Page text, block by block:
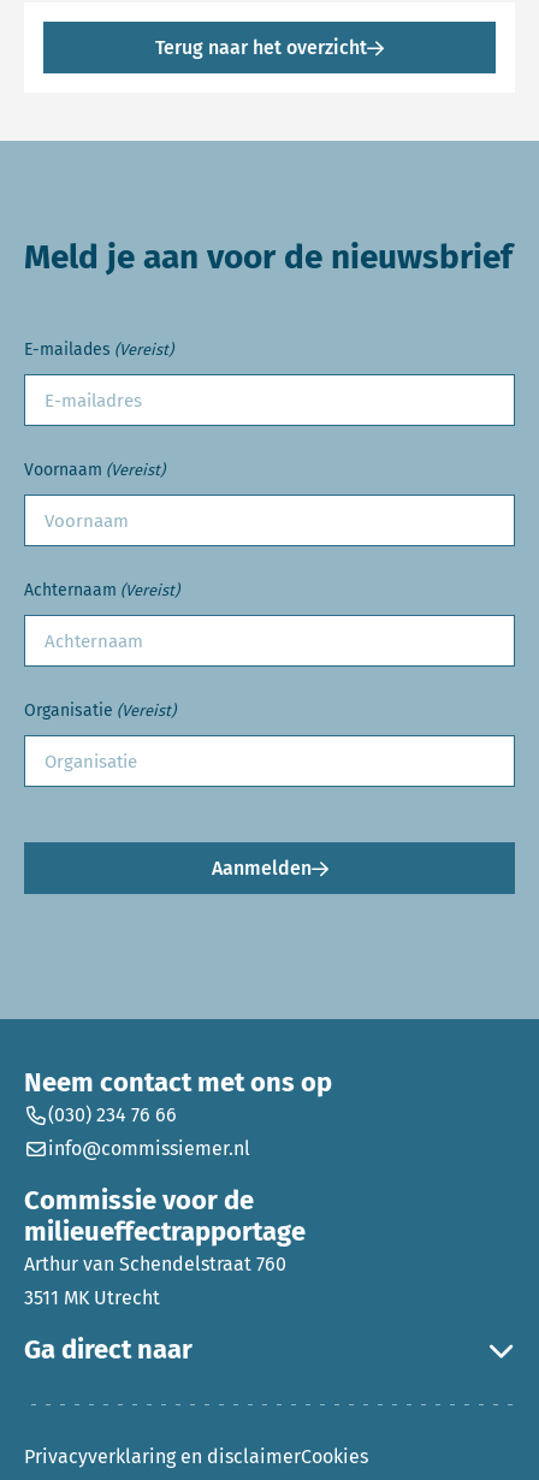
Terug naar het overzicht
Meld je aan voor de nieuwsbrief
E-mailades (Vereist)
Voornaam (Vereist)
Achternaam (Vereist)
Organisatie (Vereist)
Aanmelden
Ga direct naar
Neem contact met ons op
(030) 234 76 66
info@commissiemer.nl
Commissie voor de
milieueffectrapportage
Arthur van Schendelstraat 760
3511 MK Utrecht
Privacyverklaring en disclaimerCookies